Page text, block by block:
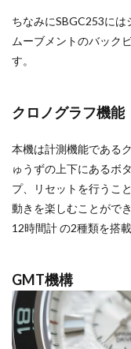
ちなみにSBGC253には
ムーブメントのバック
す。
クロノグラフ機能
本機は計測機能である
ゅうずの上下にあるボ
プ、リセットを行うこ
動きを楽しむことがで
12時間計 の2種類を搭
GMT機構